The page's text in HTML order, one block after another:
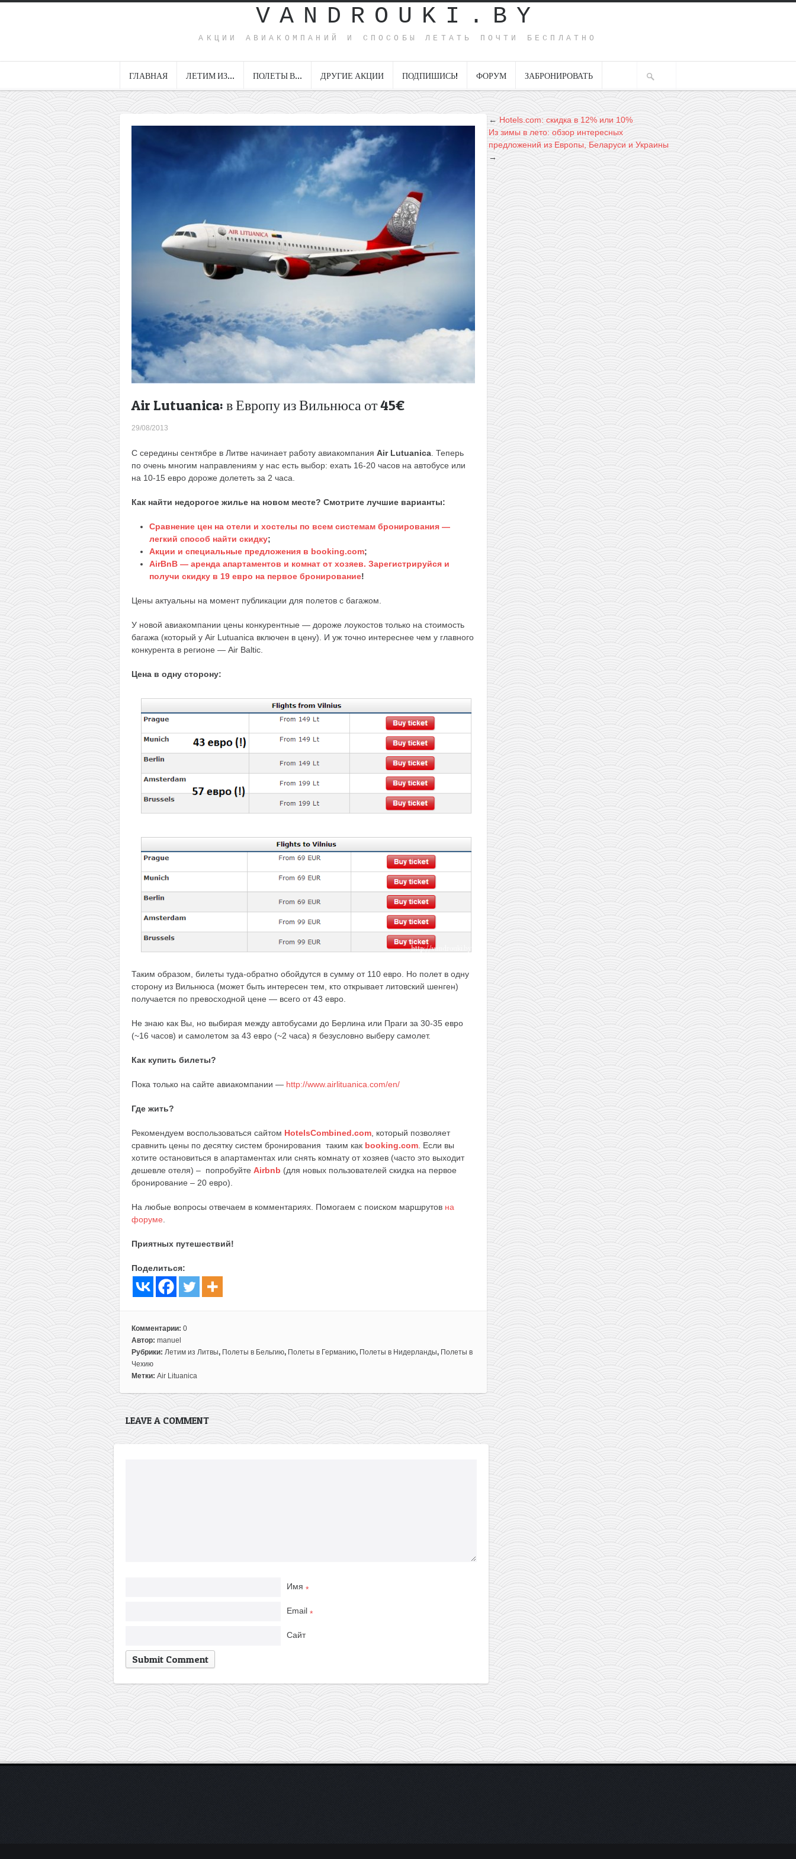
VANDROUKI.BY
АКЦИИ АВИАКОМПАНИЙ И СПОСОБЫ ЛЕТАТЬ ПОЧТИ БЕСПЛАТНО
ГЛАВНАЯ ЛЕТИМ ИЗ… ПОЛЕТЫ В… ДРУГИЕ АКЦИИ ПОДПИШИСЬ! ФОРУМ ЗАБРОНИРОВАТЬ
Air Lutuanica: в Европу из Вильнюса от 45€
29/08/2013
С середины сентябре в Литве начинает работу авиакомпания Air Lutuanica . Теперь
по очень многим направлениям у нас есть выбор: ехать 16-20 часов на автобусе или
на 10-15 евро дороже долететь за 2 часа.
Как найти недорогое жилье на новом месте? Смотрите лучшие варианты:
Сравнение цен на отели и хостелы по всем системам бронирования —
легкий способ найти скидку;
Акции и специальные предложения в booking.com;
AirBnB — аренда апартаментов и комнат от хозяев. Зарегистрируйся и
получи скидку в 19 евро на первое бронирование!
Цены актуальны на момент публикации для полетов с багажом.
У новой авиакомпании цены конкурентные — дороже лоукостов только на стоимость
багажа (который у Air Lutuanica включен в цену). И уж точно интереснее чем у главного
конкурента в регионе — Air Baltic.
Цена в одну сторону:
Таким образом, билеты туда-обратно обойдутся в сумму от 110 евро. Но полет в одну
сторону из Вильнюса (может быть интересен тем, кто открывает литовский шенген)
получается по превосходной цене — всего от 43 евро.
Не знаю как Вы, но выбирая между автобусами до Берлина или Праги за 30-35 евро
(~16 часов) и самолетом за 43 евро (~2 часа) я безусловно выберу самолет.
Как купить билеты?
Пока только на сайте авиакомпании — http://www.airlituanica.com/en/
Где жить?
Рекомендуем воспользоваться сайтом HotelsCombined.com , который позволяет
сравнить цены по десятку систем бронирования таким как booking.com . Если вы
хотите остановиться в апартаментах или снять комнату от хозяев (часто это выходит
дешевле отеля) – попробуйте Airbnb (для новых пользователей скидка на первое
бронирование – 20 евро).
На любые вопросы отвечаем в комментариях. Помогаем с поиском маршрутов на
форуме
Приятных путешествий!
Поделиться:
Комментарии: 0
Автор: manuel
Рубрики: Летим из Литвы, Полеты в Бельгию, Полеты в Германию, Полеты в Нидерланды, Полеты в
Чехию
Метки: Air Lituanica
LEAVE A COMMENT
Имя *
Email *
Сайт
←Hotels.com: скидка в 12% или 10%
Из зимы в лето: обзор интересных
предложений из Европы, Беларуси и Украины
→